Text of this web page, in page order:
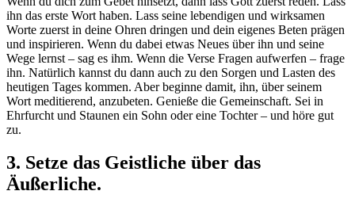
ihn das erste Wort haben. Lass seine lebendigen und wirksamen
Worte zuerst in deine Ohren dringen und dein eigenes Beten prägen
und inspirieren. Wenn du dabei etwas Neues über ihn und seine
Wege lernst – sag es ihm. Wenn die Verse Fragen aufwerfen – frage
ihn. Natürlich kannst du dann auch zu den Sorgen und Lasten des
heutigen Tages kommen. Aber beginne damit, ihn, über seinem
Wort meditierend, anzubeten. Genieße die Gemeinschaft. Sei in
Ehrfurcht und Staunen ein Sohn oder eine Tochter – und höre gut
zu.
3. Setze das Geistliche über das
Äußerliche.